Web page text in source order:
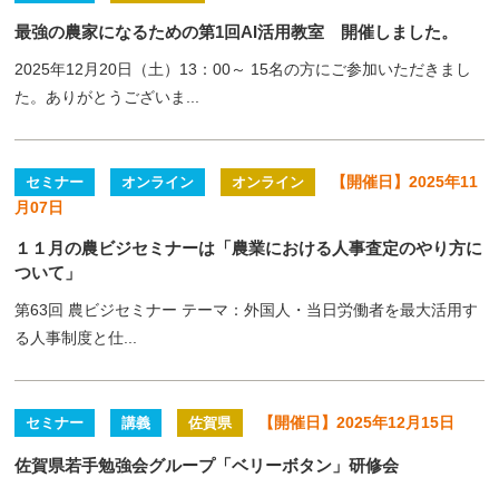
最強の農家になるための第1回AI活用教室 開催しました。
2025年12月20日（土）13：00～ 15名の方にご参加いただきまし
た。ありがとうございま...
セミナー オンライン オンライン
【開催日】2025年11
月07日
１１月の農ビジセミナーは「農業における人事査定のやり方に
ついて」
第63回 農ビジセミナー テーマ：外国人・当日労働者を最大活用す
る人事制度と仕...
セミナー 講義 佐賀県 【開催日】2025年12月15日
佐賀県若手勉強会グループ「ベリーボタン」研修会